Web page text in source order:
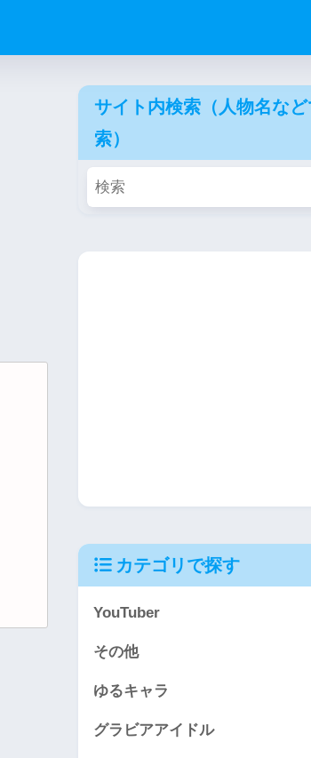
サイト内検索（人物名な
索）
カテゴリで探す
YouTuber
その他
ゆるキャラ
グラビアアイドル